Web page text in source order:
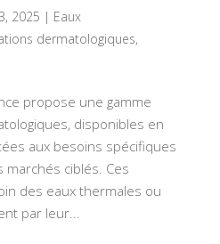
2025 | Eaux
dermatologiques,
propose une gamme
disponibles en
aux besoins spécifiques
ciblés. Ces
des eaux thermales ou
par leur...